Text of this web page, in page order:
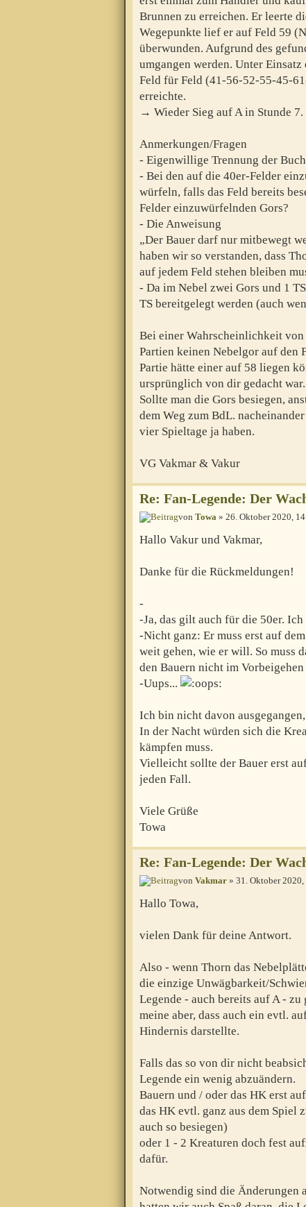
Brunnen zu erreichen. Er leerte
Wegepunkte lief er auf Feld 59
überwunden. Aufgrund des
umgangen werden. Unter
Feld für Feld (41-56-52-55-45-
erreichte.
→ Wieder Sieg auf A in Stunde 7.
Anmerkungen/Fragen
- Eigenwillige Trennung der
- Bei den auf die 40er-Felder
würfeln, falls das Feld bereits
Felder einzuwürfelnden Gors?
- Die Anweisung
„Der Bauer darf nur mitbewegt
haben wir so verstanden, dass
auf jedem Feld stehen bleiben
- Da im Nebel zwei Gors und 1
TS bereitgelegt werden (auch
Bei einer Wahrscheinlichkeit
Partien keinen Nebelgor auf den
Partie hätte einer auf 58 liegen
ursprünglich von dir gedacht war.
Sollte man die Gors besiegen,
dem Weg zum BdL.
vier Spieltage ja haben.
VG Vakmar & Vakur
Re: Fan-Legende: Der
von Towa » 26. Oktober 2020,
Hallo Vakur und Vakmar,
Danke für die Rückmeldungen!
-
-Ja, das gilt auch für die 50er.
-Nicht ganz: Er muss erst auf
weit gehen, wie er will. So muss
den Bauern nicht im
-Uups...
Ich bin nicht davon
In der Nacht würden sich die
kämpfen muss.
Vielleicht sollte der Bauer erst
jeden Fall.
Viele Grüße
Towa
Re: Fan-Legende: Der
von Vakmar » 31. Oktober 2020,
Hallo Towa,
vielen Dank für deine Antwort.
Also - wenn Thorn das
die einzige Unwägbarkeit/
Legende - auch bereits auf A -
meine aber, dass auch ein evtl.
Hindernis darstellte.
Falls das so von dir nicht
Legende ein wenig abzuändern.
Bauern und / oder das HK erst
das HK evtl. ganz aus dem Spiel
auch so besiegen)
oder 1 - 2 Kreaturen doch fest
dafür.
Notwendig sind die Änderungen